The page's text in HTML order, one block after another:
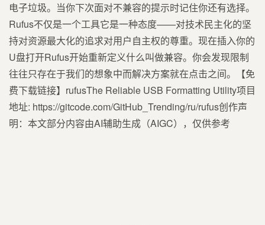
电子垃圾。当你下次面对不兼容的提示时记住你还有选择。
Rufus不仅是一个工具它是一种态度——对技术民主化的坚
持对资源最大化的追求对用户自主权的尊重。现在插入你的
U盘打开Rufus开始重新定义什么叫做兼容。你会发现限制
往往只存在于我们的想象中而解决方案就在点击之间。【免
费下载链接】rufusThe Reliable USB Formatting Utility项目
地址: https://gitcode.com/GitHub_Trending/ru/rufus创作声
明：本文部分内容由AI辅助生成（AIGC），仅供参考